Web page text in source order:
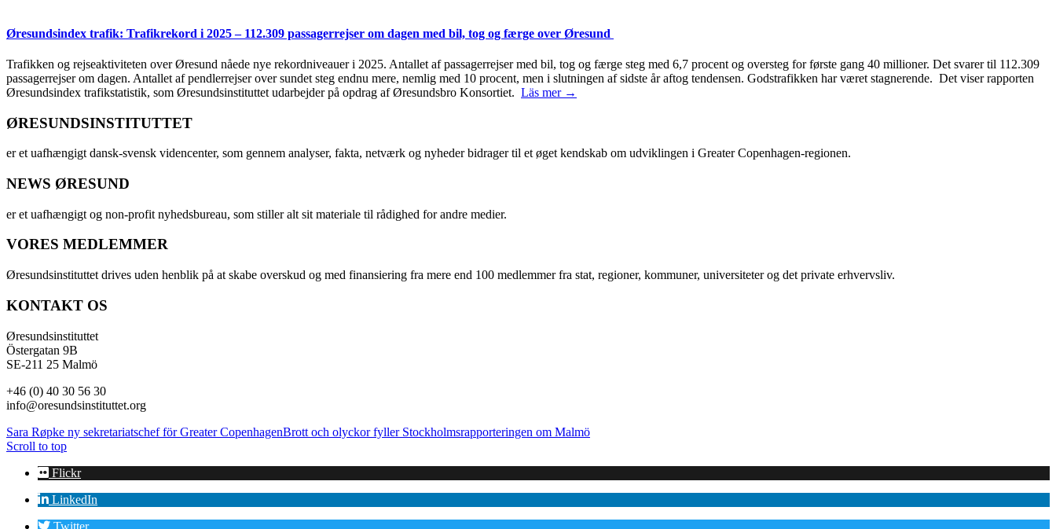
Øresundsindex trafik: Trafikrekord i 2025 – 112.309 passagerrejser om dagen med bil, tog og færge over Øresund
Trafikken og rejseaktiviteten over Øresund nåede nye rekordniveauer i 2025. Antallet af passagerrejser med bil, tog og færge steg med 6,7 procent og oversteg for første gang 40 millioner. Det svarer til 112.309
passagerrejser om dagen. Antallet af pendlerrejser over sundet steg endnu mere, nemlig med 10 procent, men i slutningen af sidste år aftog tendensen. Godstrafikken har været stagnerende. Det viser rapporten
Øresundsindex trafikstatistik, som Øresundsinstituttet udarbejder på opdrag af Øresundsbro Konsortiet. Läs mer →
ØRESUNDSINSTITUTTET
er et uafhængigt dansk-svensk videncenter, som gennem analyser, fakta, netværk og nyheder bidrager til et øget kendskab om udviklingen i Greater Copenhagen-regionen.
NEWS ØRESUND
er et uafhængigt og non-profit nyhedsbureau, som stiller alt sit materiale til rådighed for andre medier.
VORES MEDLEMMER
Øresundsinstituttet drives uden henblik på at skabe overskud og med finansiering fra mere end 100 medlemmer fra stat, regioner, kommuner, universiteter og det private erhvervsliv.
KONTAKT OS
Øresundsinstituttet
Östergatan 9B
SE-211 25 Malmö
+46 (0) 40 30 56 30
info@oresundsinstituttet.org
Sara Røpke ny sekretariatschef för Greater CopenhagenBrott och olyckor fyller Stockholmsrapporteringen om Malmö
Scroll to top
Flickr
LinkedIn
Twitter